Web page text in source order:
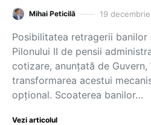
Mihai Peticilă 19
Posibilitatea retragerii
Pilonului II de pensii
cotizare, anunțată de Guvern,
transformarea acestui
opțional. Scoaterea banilor…
Vezi articolul